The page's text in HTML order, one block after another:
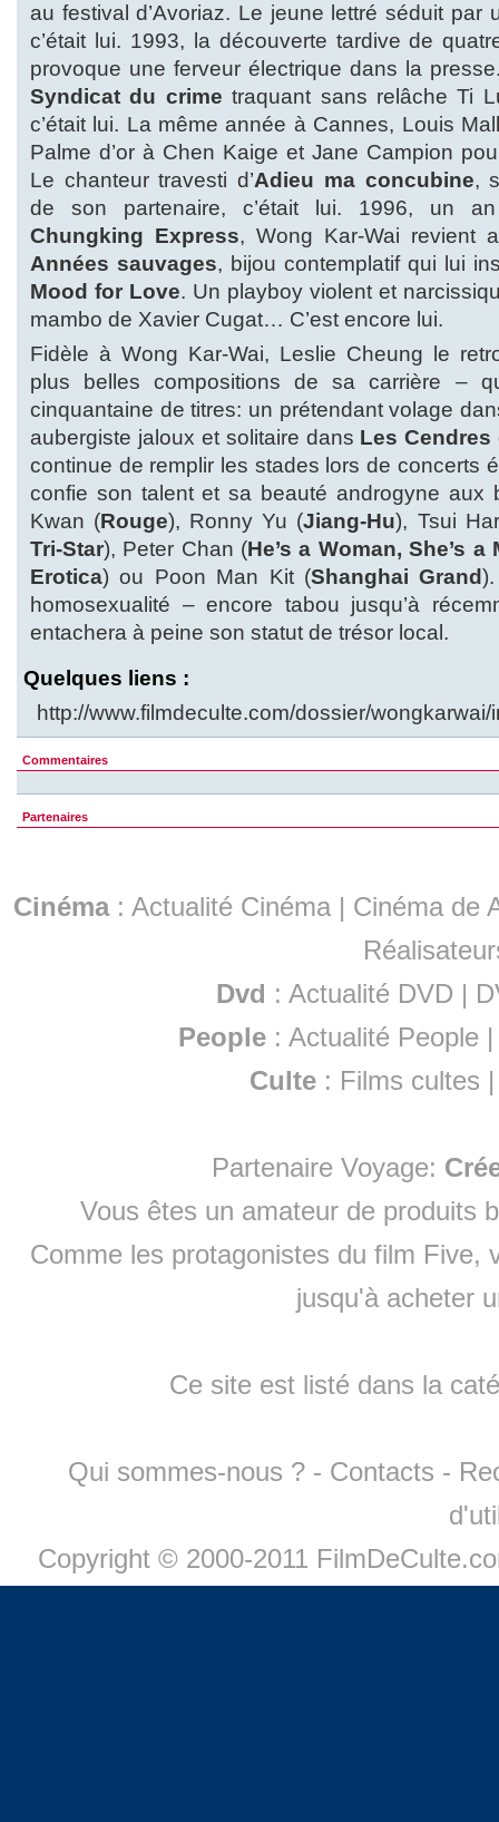
au festival d’Avoriaz. Le jeune lettré séduit par
c’était lui. 1993, la découverte tardive de
provoque une ferveur électrique dans la
Syndicat du crime traquant sans relâche Ti
c’était lui. La même année à Cannes, Louis
Palme d’or à Chen Kaige et Jane Campion
Le chanteur travesti d’Adieu ma concubine,
de son partenaire, c’était lui. 1996, un
Chungking Express, Wong Kar-Wai revient
Années sauvages, bijou contemplatif qui lui
Mood for Love. Un playboy violent et
mambo de Xavier Cugat… C’est encore lui.
Fidèle à Wong Kar-Wai, Leslie Cheung le
plus belles compositions de sa carrière –
cinquantaine de titres: un prétendant volage
aubergiste jaloux et solitaire dans Les Cendres
continue de remplir les stades lors de concerts
confie son talent et sa beauté androgyne aux
Kwan (Rouge), Ronny Yu (Jiang-Hu), Tsui
Tri-Star), Peter Chan (He’s a Woman, She’s a
Erotica) ou Poon Man Kit (Shanghai Grand
homosexualité – encore tabou jusqu’à
entachera à peine son statut de trésor local.
Quelques liens :
http://www.filmdeculte.com/dossier/
Commentaires
Partenaires
Cinéma: Actualité Cinéma | Cinéma de
Dvd : Actualité DVD |
People :Actualité People
Culte : Films cultes
Partenaire Voyage:
Vous êtes un amateur de produits
Comme les protagonistes du film Five,
jusqu'à acheter
Ce site est listé dans la
Qui sommes-nous ? - Contacts -
Copyright © 2000-2011